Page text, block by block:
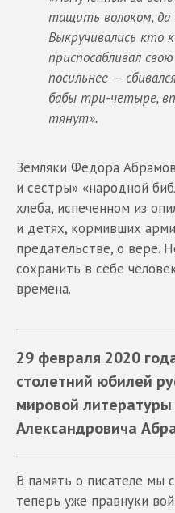
тащить волоком, да
Выкручивались кто
приспосабливал
посильнее —
бабы три-четыре,
тянут».
Земляки Федора
и сестры» «народной
хлеба, испеченном из
и детях, кормивших
предательстве, о вере.
сохранить в себе
времена.
29 февраля 2020
столетний юбилей
мировой
Александровича
В память о писателе мы
теперь уже правнуки